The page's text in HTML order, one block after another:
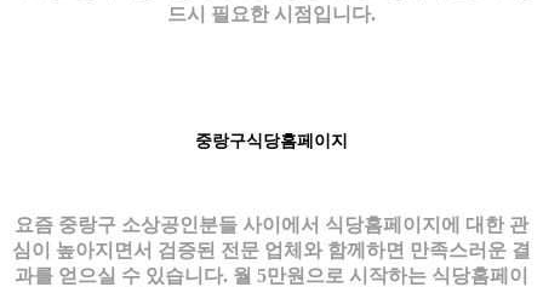
드시 필요한 시점입니다.
중랑구식당홈페이지
요즘 중랑구 소상공인분들 사이에서 식당홈페이지에 대한 관
심이 높아지면서 검증된 전문 업체와 함께하면 만족스러운 결
과를 얻으실 수 있습니다. 월 5만원으로 시작하는 식당홈페이